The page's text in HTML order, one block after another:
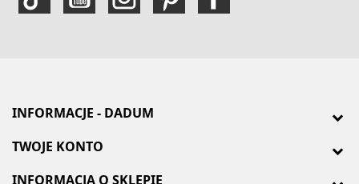
INFORMACJE - DADUM
TWOJE KONTO
INFORMACJA O SKLEPIE